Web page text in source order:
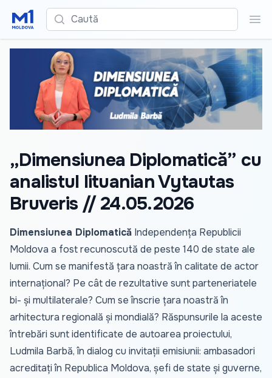
Caută
„Dimensiunea Diplomatică” cu
analistul lituanian Vytautas
Bruveris // 24.05.2026
Dimensiunea Diplomatică Independența Republicii
Moldova a fost recunoscută de peste 140 de state ale
lumii. Cum se manifestă țara noastră în calitate de actor
internațional? Pe cât de rezultative sunt parteneriatele
bi- și multilaterale? Cum se înscrie țara noastră în
arhitectura regională și mondială? Răspunsurile la aceste
întrebări sunt identificate de autoarea proiectului,
Ludmila Barbă, în dialog cu invitații emisiunii: ambasadori
acreditați în Republica Moldova, șefi de state și guverne,